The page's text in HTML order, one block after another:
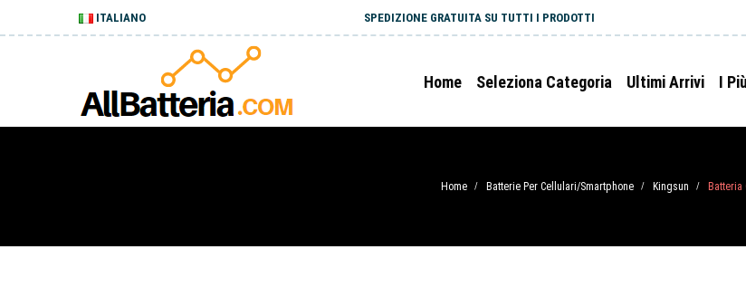
ITALIANO SPEDIZIONE GRATUITA SU TUTTI I PRODOTTI
Home Seleziona Categoria Ultimi Arrivi I
Home / Batterie Per Cellulari/Smartphone / Kingsun / Batteria